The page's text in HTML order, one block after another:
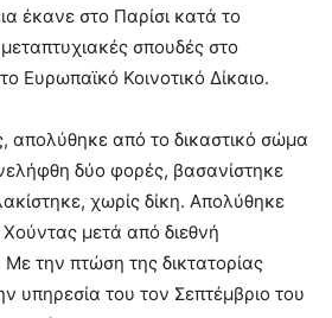
έκανε στο Παρίσι κατά το
σπουδές στο
Ευρωπαϊκό Κοινοτικό Δίκαιο.
απολύθηκε από το δικαστικό σώμα
δύο φορές, βασανίστηκε
χωρίς δίκη. Απολύθηκε
μετά από διεθνή
την πτώση της δικτατορίας
υπηρεσία του τον Σεπτέμβριο του